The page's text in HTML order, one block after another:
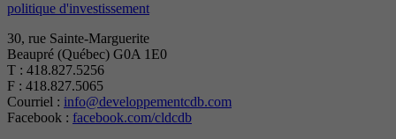
politique d'investissement
30, rue Sainte-Marguerite
Beaupré (Québec) G0A 1E0
T : 418.827.5256
F : 418.827.5065
Courriel : info@developpementcdb.com
Facebook : facebook.com/cldcdb